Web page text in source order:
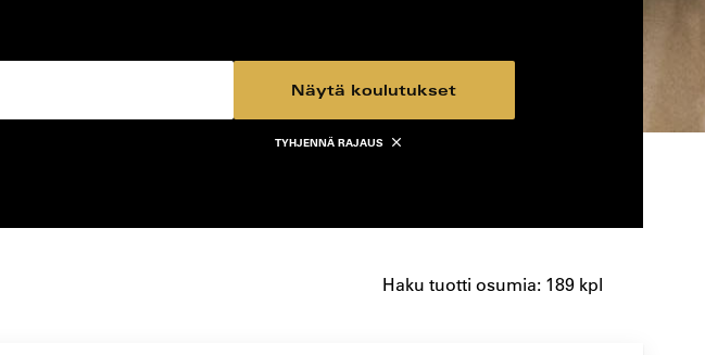
TYHJENNÄ RAJAUS
Näytä koulutukset
Haku tuotti osumia: 189 kpl